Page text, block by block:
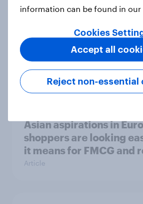
Flying high: Nordics
rankings 2026
Asian aspirations in
shoppers are looking
it means for FMCG and
Article
information can be found in our
Cookies
Reject non-essential
Accept all